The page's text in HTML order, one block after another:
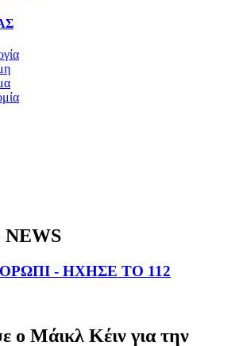
- ΗΧΗΣΕ ΤΟ 112
ο Μάικλ Κέιν για την